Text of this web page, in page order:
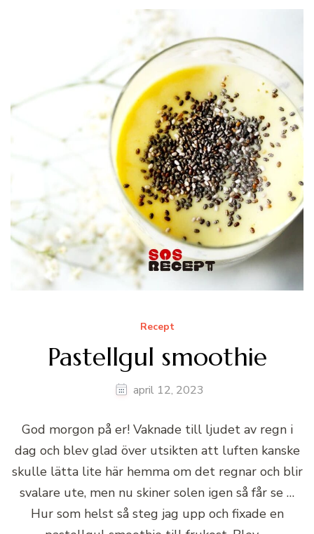
Recept
Pastellgul smoothie
april 12, 2023
God morgon på er! Vaknade till ljudet av regn i
dag och blev glad över utsikten att luften kanske
skulle lätta lite här hemma om det regnar och blir
svalare ute, men nu skiner solen igen så får se …
Hur som helst så steg jag upp och fixade en